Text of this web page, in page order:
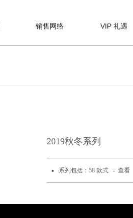
销售网络 VIP 礼遇
2019秋冬系列
系列包括：58 款式 - 查看